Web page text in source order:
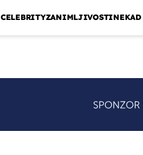
CELEBRITYZANIMLJIVOSTI